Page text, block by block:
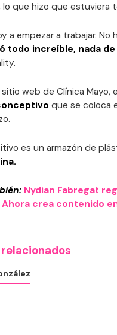
lo que hizo que estuviera
a empezar a trabajar.
todo increíble, nada
sitio web de Clínica
que se coloca
es un armazón de
Nydian Fabregat
Ahora crea contenido